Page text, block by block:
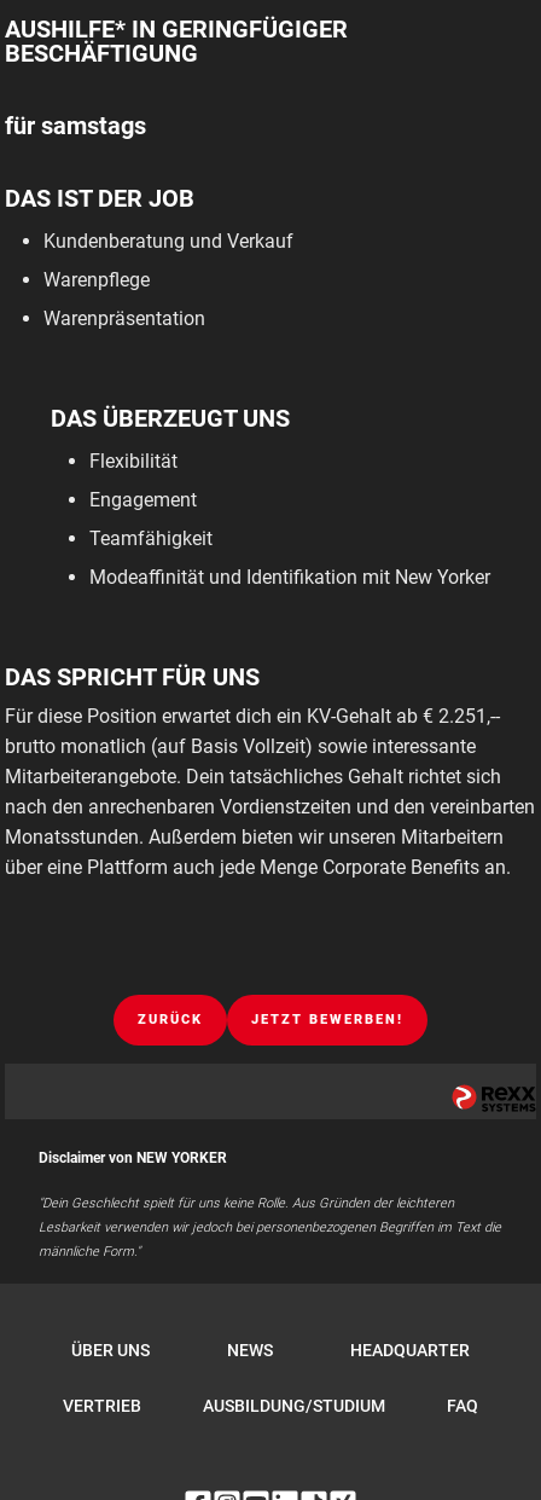
AUSHILFE* IN GERINGFÜGIGER
BESCHÄFTIGUNG
für samstags
DAS IST DER JOB
Kundenberatung und Verkauf
Warenpflege
Warenpräsentation
DAS ÜBERZEUGT UNS
Flexibilität
Engagement
Teamfähigkeit
Modeaffinität und Identifikation mit New Yorker
DAS SPRICHT FÜR UNS
Für diese Position erwartet dich ein KV-Gehalt ab € 2.251,--
brutto monatlich (auf Basis Vollzeit) sowie interessante
Mitarbeiterangebote. Dein tatsächliches Gehalt richtet sich
nach den anrechenbaren Vordienstzeiten und den vereinbarten
Monatsstunden. Außerdem bieten wir unseren Mitarbeitern
über eine Plattform auch jede Menge Corporate Benefits an.
ZURÜCK JETZT BEWERBEN!
Disclaimer von NEW YORKER
"Dein Geschlecht spielt für uns keine Rolle. Aus Gründen der leichteren
Lesbarkeit verwenden wir jedoch bei personenbezogenen Begriffen im Text die
männliche Form."
ÜBER UNS NEWS HEADQUARTER
VERTRIEB AUSBILDUNG/STUDIUM FAQ